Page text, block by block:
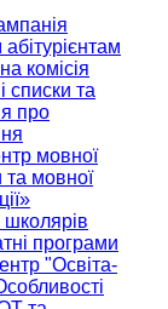
комісія
списки та
про
мовної
та мовної
програми
"Освіта-